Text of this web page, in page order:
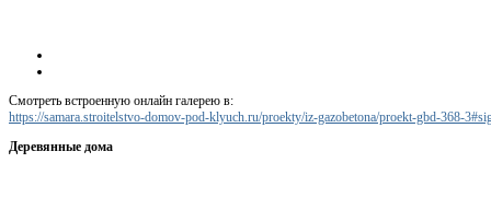
Смотреть встроенную онлайн галерею в:
https://samara.stroitelstvo-domov-pod-klyuch.ru/proekty/iz-gazobetona/proekt-gbd-368-
Деревянные дома